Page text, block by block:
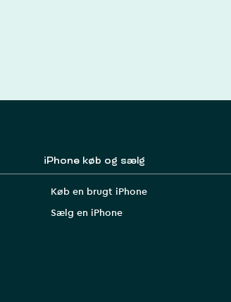
iPhone køb og sælg
Køb en brugt iPhone
Sælg en iPhone